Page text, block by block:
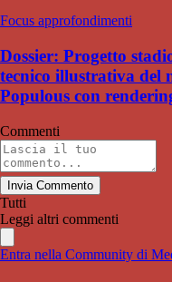
Focus approfondimenti
Dossier: Progetto
tecnico illustrativa del
Populous con
Commenti
Invia Commento
Tutti
Leggi altri commenti
Entra nella Community di